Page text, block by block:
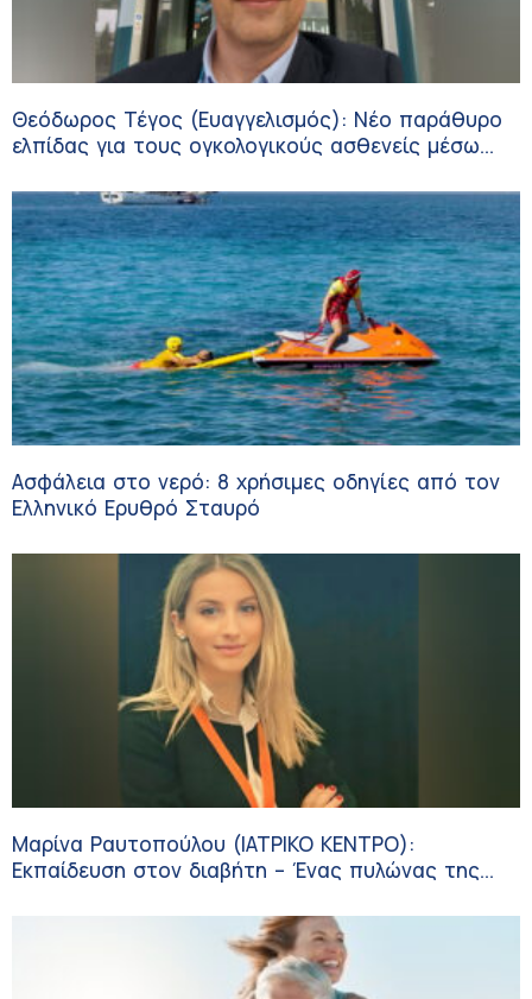
Θεόδωρος Τέγος (Ευαγγελισμός): Νέο παράθυρο
ελπίδας για τους ογκολογικούς ασθενείς μέσω
Ασφάλεια στο νερό: 8 χρήσιμες οδηγίες από τον
Ελληνικό Ερυθρό Σταυρό
Μαρίνα Ραυτοπούλου (ΙΑΤΡΙΚΟ ΚΕΝΤΡΟ):
Εκπαίδευση στον διαβήτη – Ένας πυλώνας της